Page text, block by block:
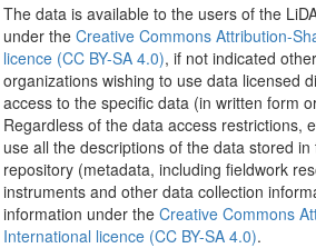
The data is available to the users of the
under the Creative Commons Attribution-
licence (CC BY-SA 4.0), if not indicated
organizations wishing to use data licensed
access to the specific data (in written form
Regardless of the data access restrictions,
use all the descriptions of the data stored in
repository (metadata, including fieldwork
instruments and other data collection
information under the Creative Commons
International licence (CC BY-SA 4.0).